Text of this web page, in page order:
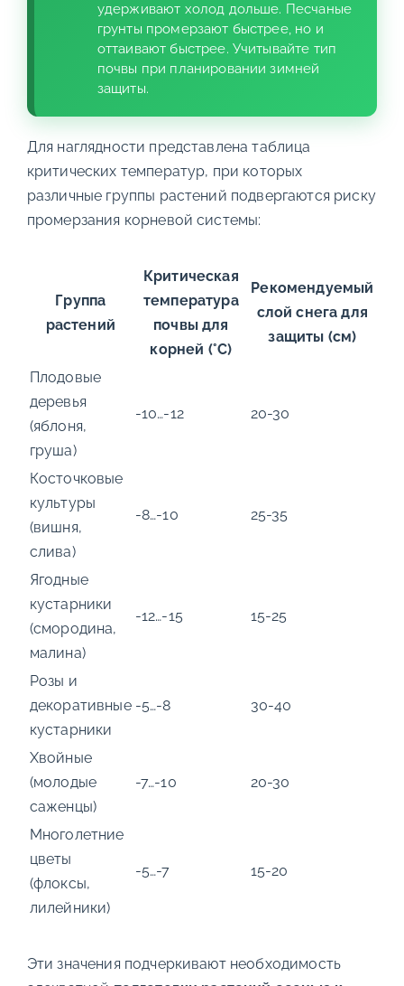
удерживают холод дольше. Песчаные
грунты промерзают быстрее, но и
оттаивают быстрее. Учитывайте тип
почвы при планировании зимней
защиты.
Для наглядности представлена таблица
критических температур, при которых
различные группы растений подвергаются риску
промерзания корневой системы:
Группа
растений
Критическая
температура
почвы для
корней (°C)
Рекомендуемый
слой снега для
защиты (см)
Плодовые
деревья
(яблоня,
груша)
-10…-12 20-30
Косточковые
культуры
(вишня,
слива)
-8…-10 25-35
Ягодные
кустарники
(смородина,
малина)
-12…-15 15-25
Розы и
декоративные
кустарники
-5…-8 30-40
Хвойные
(молодые
саженцы)
-7…-10 20-30
Многолетние
цветы
(флоксы,
лилейники)
-5…-7 15-20
Эти значения подчеркивают необходимость